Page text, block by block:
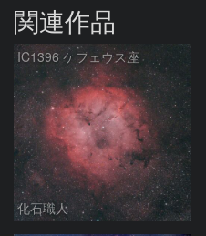
関連作品
IC1396 ケフェウス座
化石職人